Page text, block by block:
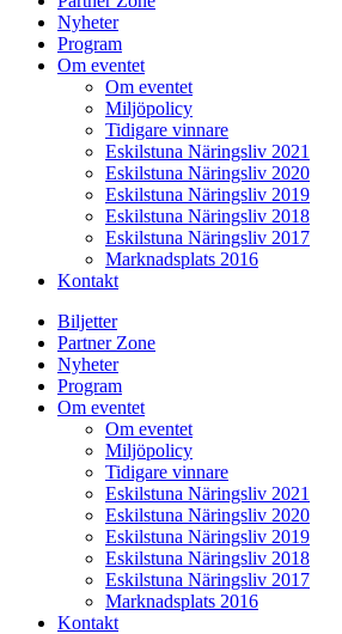
Nyheter
Program
Om eventet
Om eventet
Miljöpolicy
Tidigare vinnare
Eskilstuna Näringsliv 2021
Eskilstuna Näringsliv 2020
Eskilstuna Näringsliv 2019
Eskilstuna Näringsliv 2018
Eskilstuna Näringsliv 2017
Marknadsplats 2016
Kontakt
Biljetter
Partner Zone
Nyheter
Program
Om eventet
Om eventet
Miljöpolicy
Tidigare vinnare
Eskilstuna Näringsliv 2021
Eskilstuna Näringsliv 2020
Eskilstuna Näringsliv 2019
Eskilstuna Näringsliv 2018
Eskilstuna Näringsliv 2017
Marknadsplats 2016
Kontakt